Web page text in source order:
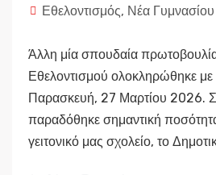
Εθελοντισμός, Νέα
Άλλη μία σπουδαία
Εθελοντισμού ολοκληρώθηκε με
Παρασκευή, 27 Μαρτίου 2026.
παραδόθηκε σημαντική
γειτονικό μας σχολείο, το